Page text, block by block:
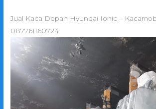
Jual Kaca Depan Hyundai Ionic –
087761160724